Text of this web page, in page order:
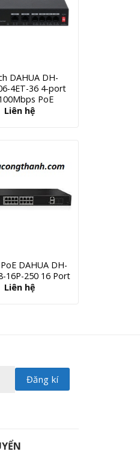
DAHUA DH-
4ET-36 4-port
PoE
Liên hệ
DAHUA DH-
16P-250 16 Port
Liên hệ